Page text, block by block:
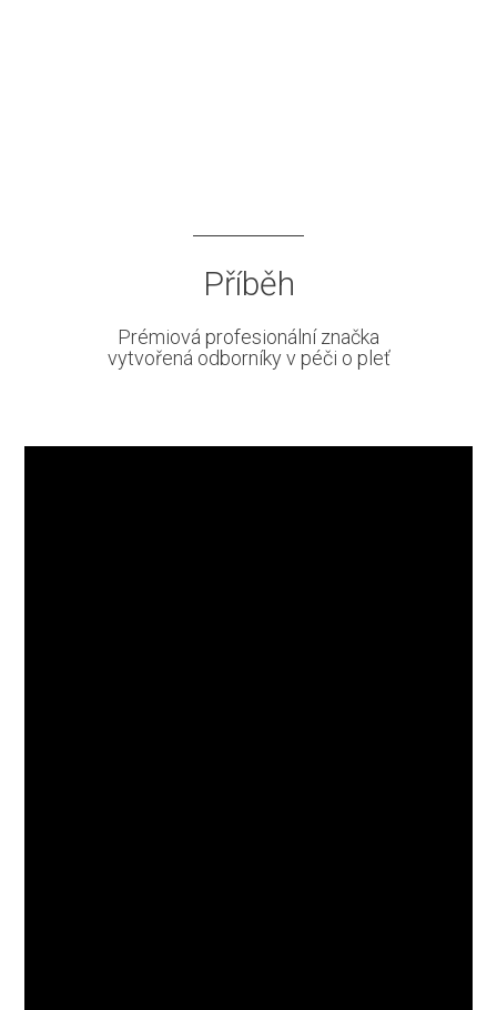
Příběh
Prémiová profesionální značka
vytvořená odborníky v péči o pleť